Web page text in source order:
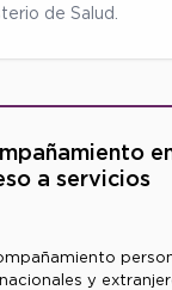
de Salud.
a servicios
y